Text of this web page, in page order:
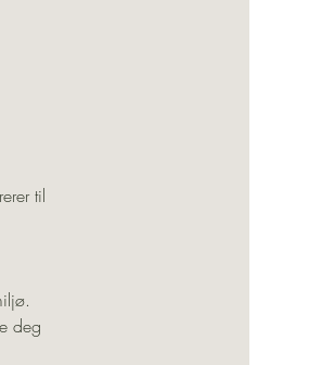
til
deg